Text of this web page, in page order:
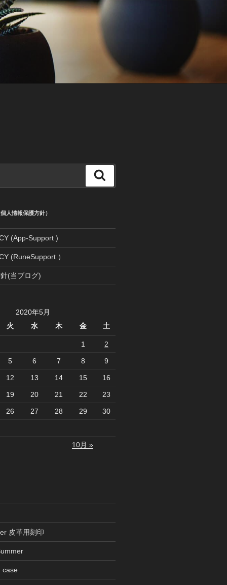
索
人情報保護方針）
(App-Support )
(RuneSupport ）
(当ブログ)
2020年5月
火
水 木 金 土
1 2
5 6 7 8 9
12 13 14 15 16
19 20 21 22 23
26 27 28 29 30
10月 »
皮革用刻印
case